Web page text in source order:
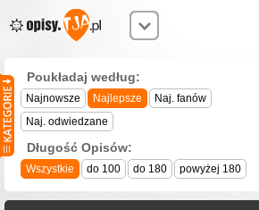
Poukładaj według:
Najnowsze Najlepsze
Naj. fanów
Naj. odwiedzane
Długość Opisów:
Wszystkie do 100 do 180 powyżej 180